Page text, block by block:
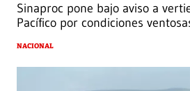
Sinaproc pone bajo aviso a
Pacífico por condiciones
NACIONAL